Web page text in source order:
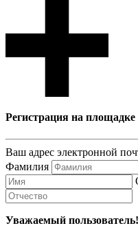
Регистрация на площадке
Ваш адрес электронной
Фамилия
Уважаемый пользователь!